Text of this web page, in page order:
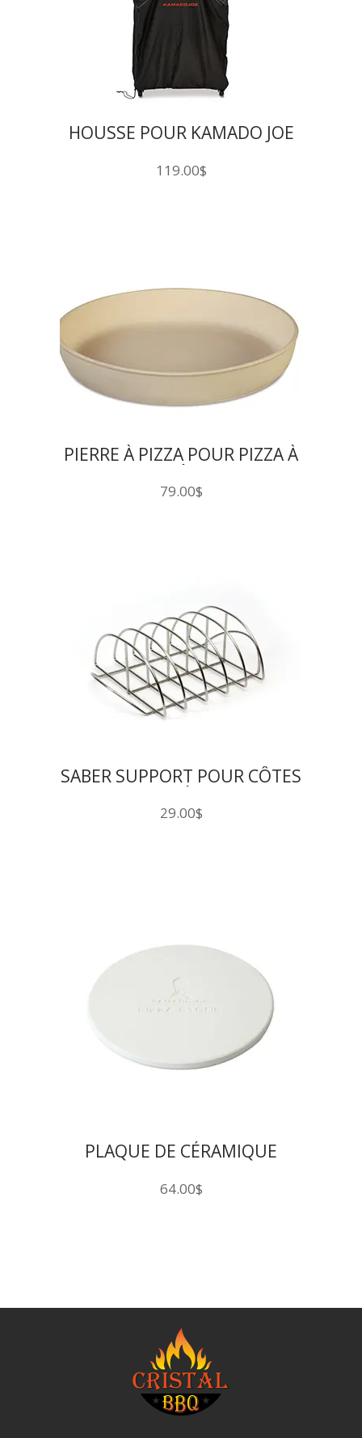
HOUSSE POUR KAMADO JOE
119.00$
PIERRE À PIZZA POUR PIZZA À
79.00$
SABER SUPPORT POUR CÔTES
29.00$
PLAQUE DE CÉRAMIQUE
64.00$